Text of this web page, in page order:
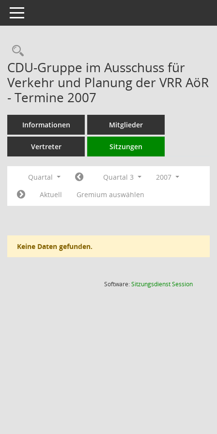
Toggle navigation
Rechercheauswahl
CDU-Gruppe im Ausschuss für
Verkehr und Planung der VRR AöR
- Termine 2007
Informationen Mitglieder
Vertreter Sitzungen
Quartal Quartal 3
2007
Aktuell
Gremium auswählen
Keine Daten gefunden.
Software:SitzungsdienstSession(Wird in